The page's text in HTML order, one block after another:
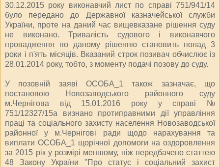
30.12.2015 року виконавчий лист по справі 751/941/14
було передано до Державної казначейської служби
України, проте на даний час вищевказане рішення суду
не виконано. Тривалість судового і виконавчого
провадження по даному рішенню становить понад 3
роки і п'ять місяців. Вказаний строк позивач обчислює із
28.01.2014 року, тобто, з моменту подачі позову до суду.
У позовній заяві ОСОБА_1 також зазначає, що
постановою Новозаводського районного суду
м.Чернігова від 15.01.2016 року у справі №
751/12327/15а визнано протиправними дії управління
праці та соціального захисту населення Новозаводської
районної у м.Чернігові ради щодо нарахування та
виплати ОСОБА_1 щорічної допомоги на оздоровлення
за 2015 рік у розмірі меншому, ніж передбачено статтею
48 Закону України ''Про статус і соціальний захист